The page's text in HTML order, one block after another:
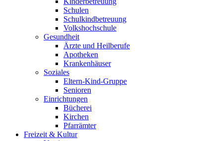
Schulen
Schulkindbetreuung
Volkshochschule
Gesundheit
Ärzte und Heilberufe
Apotheken
Krankenhäuser
Soziales
Eltern-Kind-Gruppe
Senioren
Einrichtungen
Bücherei
Kirchen
Pfarrämter
Freizeit & Kultur